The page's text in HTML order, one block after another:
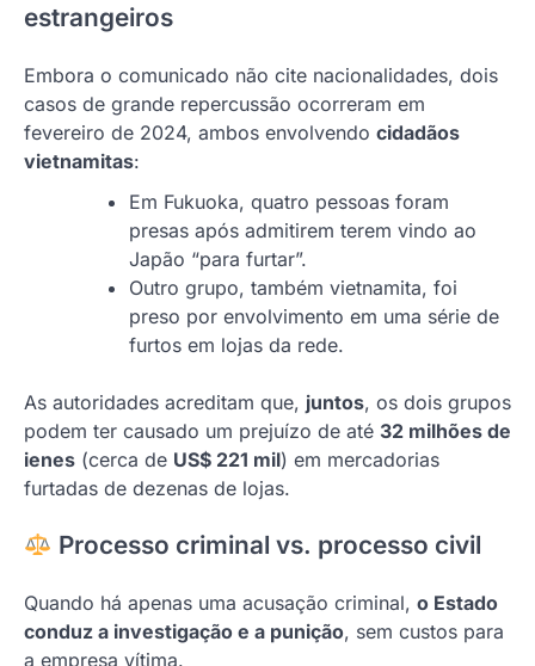
estrangeiros
Embora o comunicado não cite nacionalidades, dois
casos de grande repercussão ocorreram em
fevereiro de 2024, ambos envolvendo cidadãos
vietnamitas:
Em Fukuoka, quatro pessoas foram
presas após admitirem terem vindo ao
Japão “para furtar”.
Outro grupo, também vietnamita, foi
preso por envolvimento em uma série de
furtos em lojas da rede.
As autoridades acreditam que, juntos, os dois grupos
podem ter causado um prejuízo de até 32 milhões de
ienes (cerca de US$ 221 mil) em mercadorias
furtadas de dezenas de lojas.
Processo criminal vs. processo civil
Quando há apenas uma acusação criminal, o Estado
conduz a investigação e a punição, sem custos para
a empresa vítima.